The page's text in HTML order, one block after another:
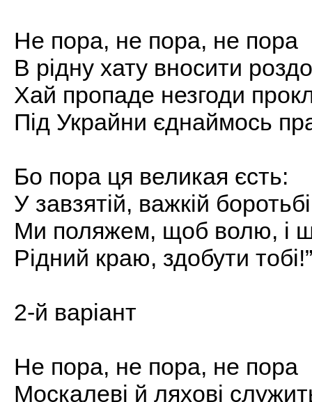
Не пора, не пора, не пора
В рідну хату вносити
Хай пропаде незгоди
Під Украйни єднаймось
Бо пора ця великая єсть:
У завзятій, важкій боротьбі
Ми поляжем, щоб волю, і
Рідний краю, здобути тобі!”
2-й варіант
Не пора, не пора, не пора
Москалеві й ляхові